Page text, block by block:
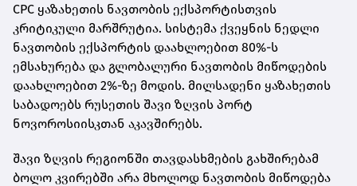
CPC ყაზახეთის ნავთობის ექსპორტისთვის
კრიტიკული მარშრუტია. სისტემა ქვეყნის ნედლი
ნავთობის ექსპორტის დაახლოებით 80%-ს
ემსახურება და გლობალური ნავთობის მიწოდების
დაახლოებით 2%-ზე მოდის. მილსადენი ყაზახეთის
საბადოებს რუსეთის შავი ზღვის პორტ
ნოვოროსიისკთან აკავშირებს.
შავი ზღვის რეგიონში თავდასხმების გახშირებამ
ბოლო კვირებში არა მხოლოდ ნავთობის მიწოდება